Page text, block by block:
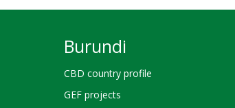
Burundi
CBD country profile
GEF projects